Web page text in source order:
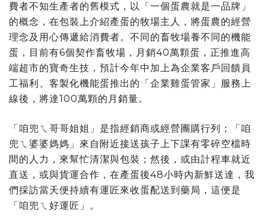
費者不知生產者的舊模式，以「一個蛋農就是一品牌」
的概念，在包裝上介紹產蛋的牧場主人，將蛋農的經營
理念及用心傳遞給消費者。不同的畜牧場養不同的機能
蛋，目前有6個契作畜牧場，月銷40萬顆蛋，正推進高
端超市的寶奇生技，預計今年中加上為企業客戶回饋員
工福利、客製化機能蛋推出的「企業雞蛋管家」服務上
線後，將達100萬顆的月銷量。
「咱兜ㄟ哥哥姐姐」是指經銷商或經營團購行列；「咱
兜ㄟ婆婆媽媽」來自附近接送孩子上下課有零碎空檔時
間的人力，來幫忙清潔與包裝；然後，或由計程車就近
直送，或與貨運合作，在產蛋後48小時內新鮮送達，我
們採訪當天便持續有運匠來收蛋配送到藥局，這便是
「咱兜ㄟ好運匠」。